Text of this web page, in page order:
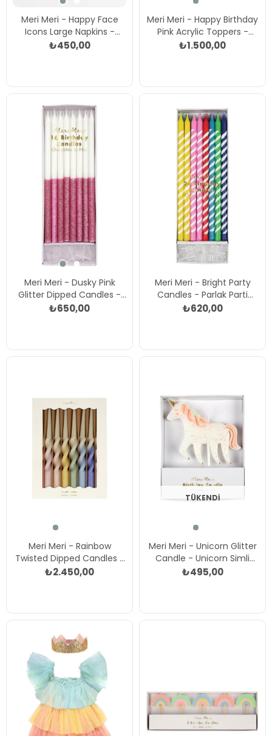
Meri Meri - Happy Face
Icons Large Napkins -
Mutlu Yüz Semboller
₺450,00
Meri Meri - Happy Birthday
Pink Acrylic Toppers -
Happy Birthday Pembe
₺1.500,00
Meri Meri - Dusky Pink
Glitter Dipped Candles -
Koyu Pembe Simli Mumlar
₺650,00
Meri Meri - Bright Party
Candles - Parlak Parti
Mumları Çok Renkli
₺620,00
Meri Meri - Rainbow
Twisted Dipped Candles -
Gökkuşağı Renkler Kıvrımlı
₺2.450,00
TÜKENDI
Meri Meri - Unicorn Glitter
Candle - Unicorn Simli
Mum Çok Renkli
₺495,00